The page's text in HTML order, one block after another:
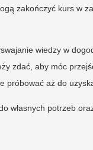
zakończyć kurs w
wiedzy w
zdać, aby móc
aż do
własnych potrzeb